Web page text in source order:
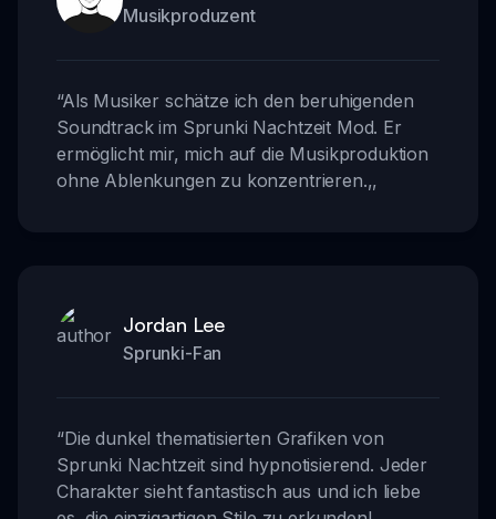
Musikproduzent
“Als Musiker schätze ich den beruhigenden
Soundtrack im Sprunki Nachtzeit Mod. Er
ermöglicht mir, mich auf die Musikproduktion
ohne Ablenkungen zu konzentrieren.,,
Jordan Lee
Sprunki-Fan
“Die dunkel thematisierten Grafiken von
Sprunki Nachtzeit sind hypnotisierend. Jeder
Charakter sieht fantastisch aus und ich liebe